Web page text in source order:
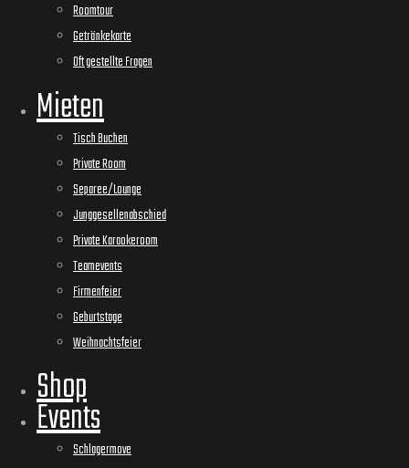
Roomtour
Getränkekarte
Oft gestellte Fragen
Mieten
Tisch Buchen
Private Room
Separee/Lounge
Junggesellenabschied
Private Karaokeroom
Teamevents
Firmenfeier
Geburtstage
Weihnachtsfeier
Shop
Events
Schlagermove